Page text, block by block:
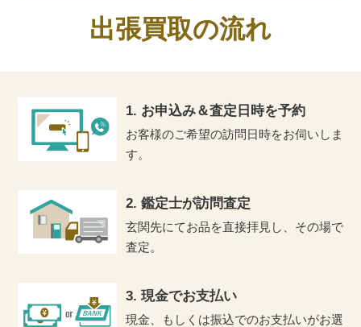
出張買取の流れ
1. お申込み＆査定日時を予約
お客様のご希望の訪問日時をお伺いしま
す。
2. 鑑定士が訪問査定
玄関先にてお品を直接拝見し、その場で
査定。
3. 現金でお支払い
現金、もしくは振込でのお支払いがお選